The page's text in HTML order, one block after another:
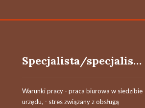
Specjalista/specjalistka
Warunki pracy - praca biurowa w siedzibie
urzędu, - stres związany z obsługą